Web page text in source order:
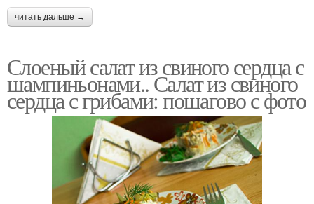
читать дальше →
Слоеный салат из свиного сердца с
шампиньонами.. Салат из свиного
сердца с грибами: пошагово с фото